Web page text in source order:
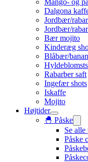
Mango- og
Dalgona
Jordbær/
Jordbær/
Bær mojito
Kinderæg
Blåbær/
Rabarber saft
Ingefær shots
Iskaffe
Mojito
Højtider
🐣 Påske
Se
Påske